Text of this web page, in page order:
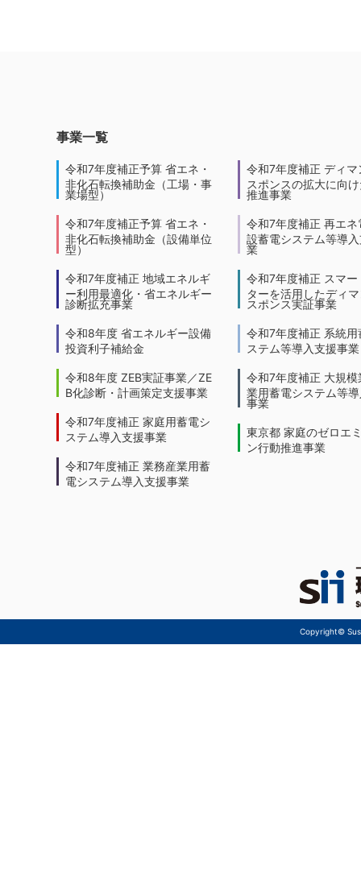
事業一覧
令和7年度補正予算 省エネ・
非化石転換補助金（工場・事
業場型）
令和7年度補正予算 省エネ・
非化石転換補助金（設備単位
型）
令和7年度補正 地域エネルギ
ー利用最適化・省エネルギー
診断拡充事業
令和8年度 省エネルギー設備
投資利子補給金
令和8年度 ZEB実証事業／ZE
B化診断・計画策定支援事業
令和7年度補正 家庭用蓄電シ
ステム導入支援事業
令和7年度補正 業務産業用蓄
電システム導入支援事業
令和7年度補正 ディマ
スポンスの拡大に向
推進事業
令和7年度補正 再エネ
設蓄電システム等導
業
令和7年度補正 スマー
ターを活用したディ
スポンス実証事業
令和7年度補正 系統用
ステム等導入支援事業
令和7年度補正 大規模
業用蓄電システム等
事業
東京都 家庭のゼロエ
ン行動推進事業
Copyright©